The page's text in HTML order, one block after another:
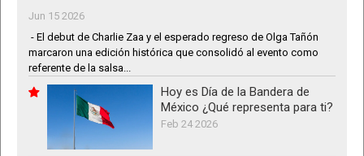
Jun 15 2026
- El debut de Charlie Zaa y el esperado regreso de Olga Tañón
marcaron una edición histórica que consolidó al evento como
referente de la salsa...
Hoy es Día de la Bandera de
México ¿Qué representa para ti?
Feb 24 2026